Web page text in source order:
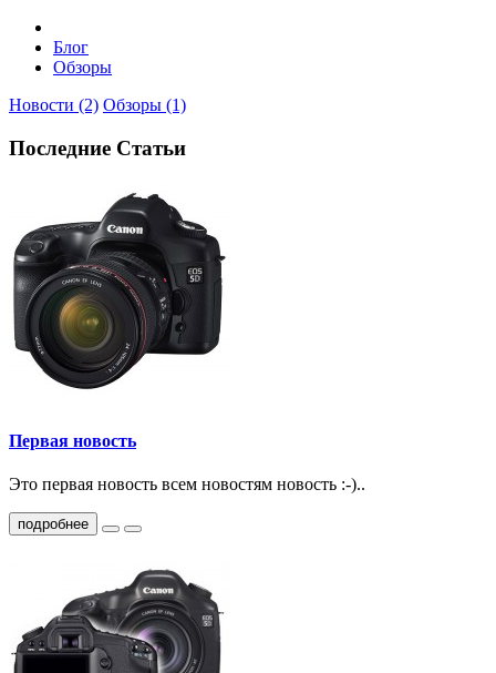
Блог
Обзоры
Новости (2) Обзоры (1)
Последние Статьи
Первая новость
Это первая новость всем новостям новость :-)..
подробнее